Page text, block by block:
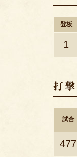
登板
1
試合
477